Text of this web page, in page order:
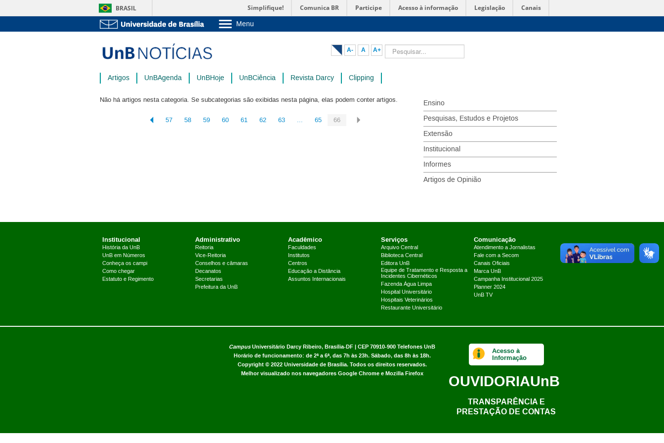
BRASIL Simplifique! Comunica BR Participe Acesso à informação Legislação Canais
Menu
Pós-Graduação
Administração
A- A A+ Pesquisar...
Artigos UnBAgenda UnBHoje UnBCiência Revista Darcy Clipping
Não há artigos nesta categoria. Se subcategorias são exibidas nesta página, elas podem conter artigos.
57 58 59 60 61 62 63 ... 65 66
Ensino
Pesquisas, Estudos e Projetos
Extensão
Institucional
Informes
Artigos de Opinião
Institucional
História da UnB
UnB em Números
Conheça os campi
Como chegar
Estatuto e Regimento
Administrativo
Reitoria
Vice-Reitoria
Conselhos e câmaras
Decanatos
Secretarias
Prefeitura da UnB
Acadêmico
Faculdades
Institutos
Centros
Educação a Distância
Assuntos Internacionais
Serviços
Arquivo Central
Biblioteca Central
Editora UnB
Equipe de Tratamento e Resposta a
Incidentes Cibernéticos
Fazenda Água Limpa
Hospital Universitário
Hospitais Veterinários
Restaurante Universitário
Comunicação
Atendimento a Jornalistas
Fale com a Secom
Canais Oficiais
Marca UnB
Campanha Institucional 2025
Planner 2024
UnB TV
CampusUniversitário Darcy Ribeiro, Brasília-DF | CEP 70910-900 Telefones UnB
Horário de funcionamento: de 2ª a 6ª, das 7h às 23h. Sábado, das 8h às 18h.
Copyright © 2022 Universidade de Brasília. Todos os direitos reservados.
Melhor visualizado nos navegadores Google Chrome e Mozilla Firefox
Acesso à
Informação
OUVIDORIAUnB
TRANSPARÊNCIA E
PRESTAÇÃO DE CONTAS